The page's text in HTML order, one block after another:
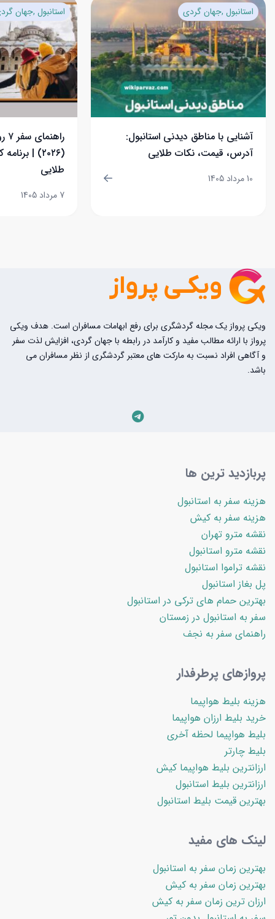
استانبول جهان گردی
آشنایی با مناطق دیدنی استانبول:
آدرس، قیمت، نکات طلایی
10 مرداد 1405
استانبول جهان
(۲۰۲۶) |
طلایی
7 مرداد 1405
ویکی پرواز یک مجله گردشگری برای رفع ابهامات مسافران است. هدف ویکی
پرواز با ارائه مطالب مفید و کارآمد در رابطه با جهان گردی، افزایش لذت سفر
و آگاهی افراد نسبت به مارکت های معتبر گردشگری از نظر مسافران می
باشد.
پربازدید ترین ها
هزینه سفر به استانبول
هزینه سفر به کیش
نقشه مترو تهران
نقشه مترو استانبول
نقشه تراموا استانبول
پل بغاز استانبول
بهترین حمام های ترکی در استانبول
سفر به استانبول در زمستان
راهنمای سفر به نجف
پروازهای پرطرفدار
هزینه بلیط هواپیما
خرید بلیط ارزان هواپیما
بلیط هواپیما لحظه آخری
بلیط چارتر
ارزانترین بلیط هواپیما کیش
ارزانترین بلیط استانبول
بهترین قیمت بلیط استانبول
لینک های مفید
بهترین زمان سفر به استانبول
بهترین زمان سفر به کیش
ارزان ترین زمان سفر به کیش